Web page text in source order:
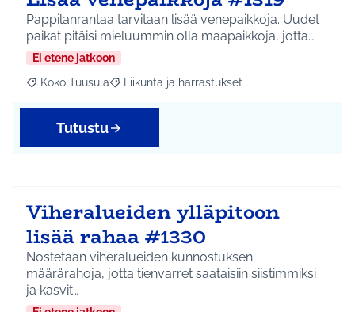
Pappilanrantaa tarvitaan lisää venepaikkoja. Uudet
paikat pitäisi mieluummin olla maapaikkoja, jotta…
Ei etene jatkoon
Rajaa tulokset aihepiirin mukaan: Koko Tuusula
Koko Tuusula Rajaa tulokset teeman mukaan: Liikunta ja
Liikunta ja harrastukset
Tutustu
Viheralueiden ylläpitoon
lisää rahaa #1330
Nostetaan viheralueiden kunnostuksen
määrärahoja, jotta tienvarret saataisiin siistimmiksi
ja kasvit…